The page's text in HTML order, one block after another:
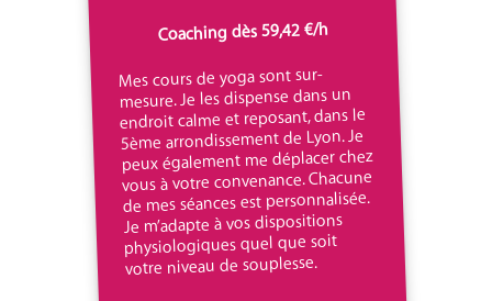
Coaching dès 59,42 €/h
Mes cours de yoga sont sur-
mesure. Je les dispense dans un
endroit calme et reposant, dans le
5ème arrondissement de Lyon. Je
peux également me déplacer chez
vous à votre convenance. Chacune
de mes séances est personnalisée.
Je m’adapte à vos dispositions
physiologiques quel que soit
votre niveau de souplesse.